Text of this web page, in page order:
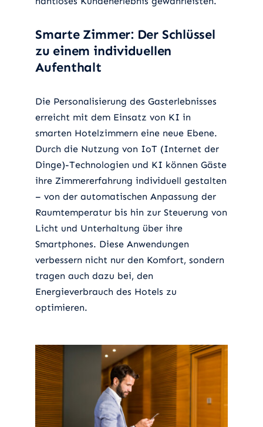
Smarte Zimmer: Der Schlüssel
zu einem individuellen
Aufenthalt
Die Personalisierung des Gasterlebnisses
erreicht mit dem Einsatz von KI in
smarten Hotelzimmern eine neue Ebene.
Durch die Nutzung von IoT (Internet der
Dinge)-Technologien und KI können Gäste
ihre Zimmererfahrung individuell gestalten
– von der automatischen Anpassung der
Raumtemperatur bis hin zur Steuerung von
Licht und Unterhaltung über ihre
Smartphones. Diese Anwendungen
verbessern nicht nur den Komfort, sondern
tragen auch dazu bei, den
Energieverbrauch des Hotels zu
optimieren.